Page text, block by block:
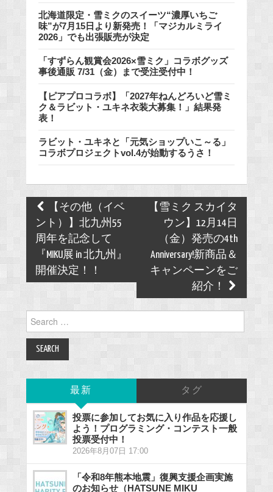
北海道限定・雪ミクのスイーツ“濃厚いちご
味”が7月15日より新発売！「マジカルミライ
2026」でも出張販売が決定
「すずらん観賞会2026×雪ミク」コラボグッズ
事後通販 7/31（金）まで受注受付中！
【ピアプロコラボ】「2027年ねんどろいど雪ミ
ク＆ラビット・ユキネ衣装大募集！」結果発
表！
ラビット・ユキネと「元気ショップいこ～る」
コラボプロジェクトvol.4が始動するうさ！
Post
navigation
【その他（イベ
ント）】北九州55
周年を記念して
『MIKU展 in 北九州』
開催決定！！
【雪ミク スカイタ
ウン】12月14日
（金）発売の4th
Anniversary!新商品＆
キャンペーンをご
紹介！
for:
最新 タグ
投票に参加してお気に入り作品を応援し
よう！プログラミング・コンテスト一般
投票受付中！
2026年8月07日 17:00
「令和8年熊本地震」復興支援企画実施
のお知らせ（HATSUNE MIKU